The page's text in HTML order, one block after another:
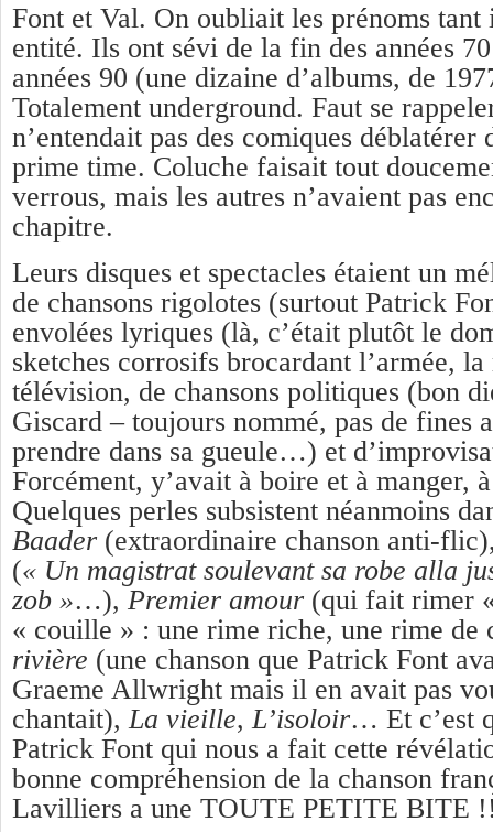
Font et Val. On oubliait les prénoms
entité. Ils ont sévi de la fin des années
années 90 (une dizaine d’albums, de
Totalement underground. Faut se
n’entendait pas des comiques déblatérer
prime time. Coluche faisait tout
verrous, mais les autres n’avaient pas
chapitre.
Leurs disques et spectacles étaient un
de chansons rigolotes (surtout Patrick
envolées lyriques (là, c’était plutôt le
sketches corrosifs brocardant l’armée,
télévision, de chansons politiques (bon
Giscard – toujours nommé, pas de fines
prendre dans sa gueule…) et
Forcément, y’avait à boire et à manger,
Quelques perles subsistent néanmoins
Baader (extraordinaire chanson anti-
(« Un magistrat soulevant sa robe alla
zob »…), Premier amour (qui fait rimer
« couille » : une rime riche, une rime de
rivière (une chanson que Patrick Font
Graeme Allwright mais il en avait pas
chantait), La vieille, L’isoloir… Et c’est
Patrick Font qui nous a fait cette
bonne compréhension de la chanson
Lavilliers a une TOUTE PETITE BITE